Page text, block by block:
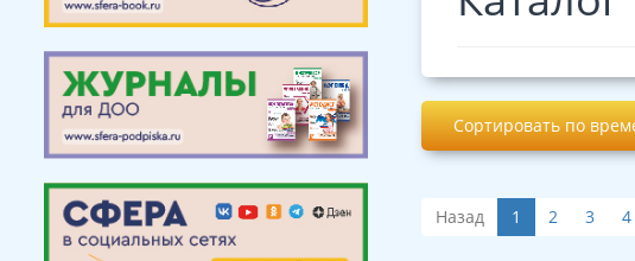
Сортировать по
Назад 1 2 3 4